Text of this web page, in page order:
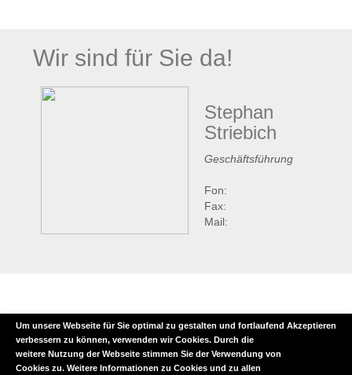
Um unsere Webseite für Sie optimal zu gestalten und fortlaufend
verbessern zu können, verwenden wir Cookies. Durch die
weitere Nutzung der Webseite stimmen Sie der Verwendung von
Cookies zu. Weitere Informationen zu Cookies und zu allen
Akzeptieren
Wir sind für Sie da!
Stephan
Striebich
Geschäftsführung
Fon:
Fax:
Mail: